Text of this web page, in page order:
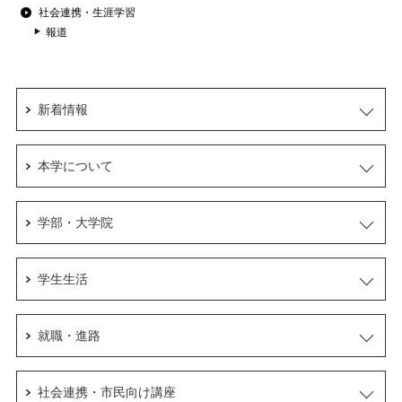
社会連携・生涯学習
報道
新着情報
本学について
学部・大学院
学生生活
就職・進路
社会連携・市民向け講座